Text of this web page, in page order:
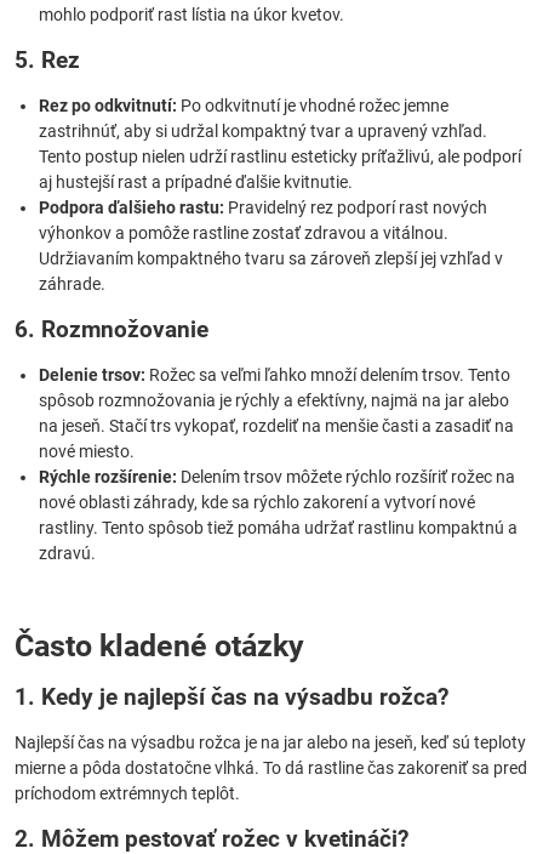
mohlo podporiť rast lístia na úkor kvetov.
5. Rez
Rez po odkvitnutí: Po odkvitnutí je vhodné rožec jemne
zastrihnúť, aby si udržal kompaktný tvar a upravený vzhľad.
Tento postup nielen udrží rastlinu esteticky príťažlivú, ale podporí
aj hustejší rast a prípadné ďalšie kvitnutie.
Podpora ďalšieho rastu: Pravidelný rez podporí rast nových
výhonkov a pomôže rastline zostať zdravou a vitálnou.
Udržiavaním kompaktného tvaru sa zároveň zlepší jej vzhľad v
záhrade.
6. Rozmnožovanie
Delenie trsov: Rožec sa veľmi ľahko množí delením trsov. Tento
spôsob rozmnožovania je rýchly a efektívny, najmä na jar alebo
na jeseň. Stačí trs vykopať, rozdeliť na menšie časti a zasadiť na
nové miesto.
Rýchle rozšírenie: Delením trsov môžete rýchlo rozšíriť rožec na
nové oblasti záhrady, kde sa rýchlo zakorení a vytvorí nové
rastliny. Tento spôsob tiež pomáha udržať rastlinu kompaktnú a
zdravú.
Často kladené otázky
1. Kedy je najlepší čas na výsadbu rožca?
Najlepší čas na výsadbu rožca je na jar alebo na jeseň, keď sú teploty
mierne a pôda dostatočne vlhká. To dá rastline čas zakoreniť sa pred
príchodom extrémnych teplôt.
2. Môžem pestovať rožec v kvetináči?